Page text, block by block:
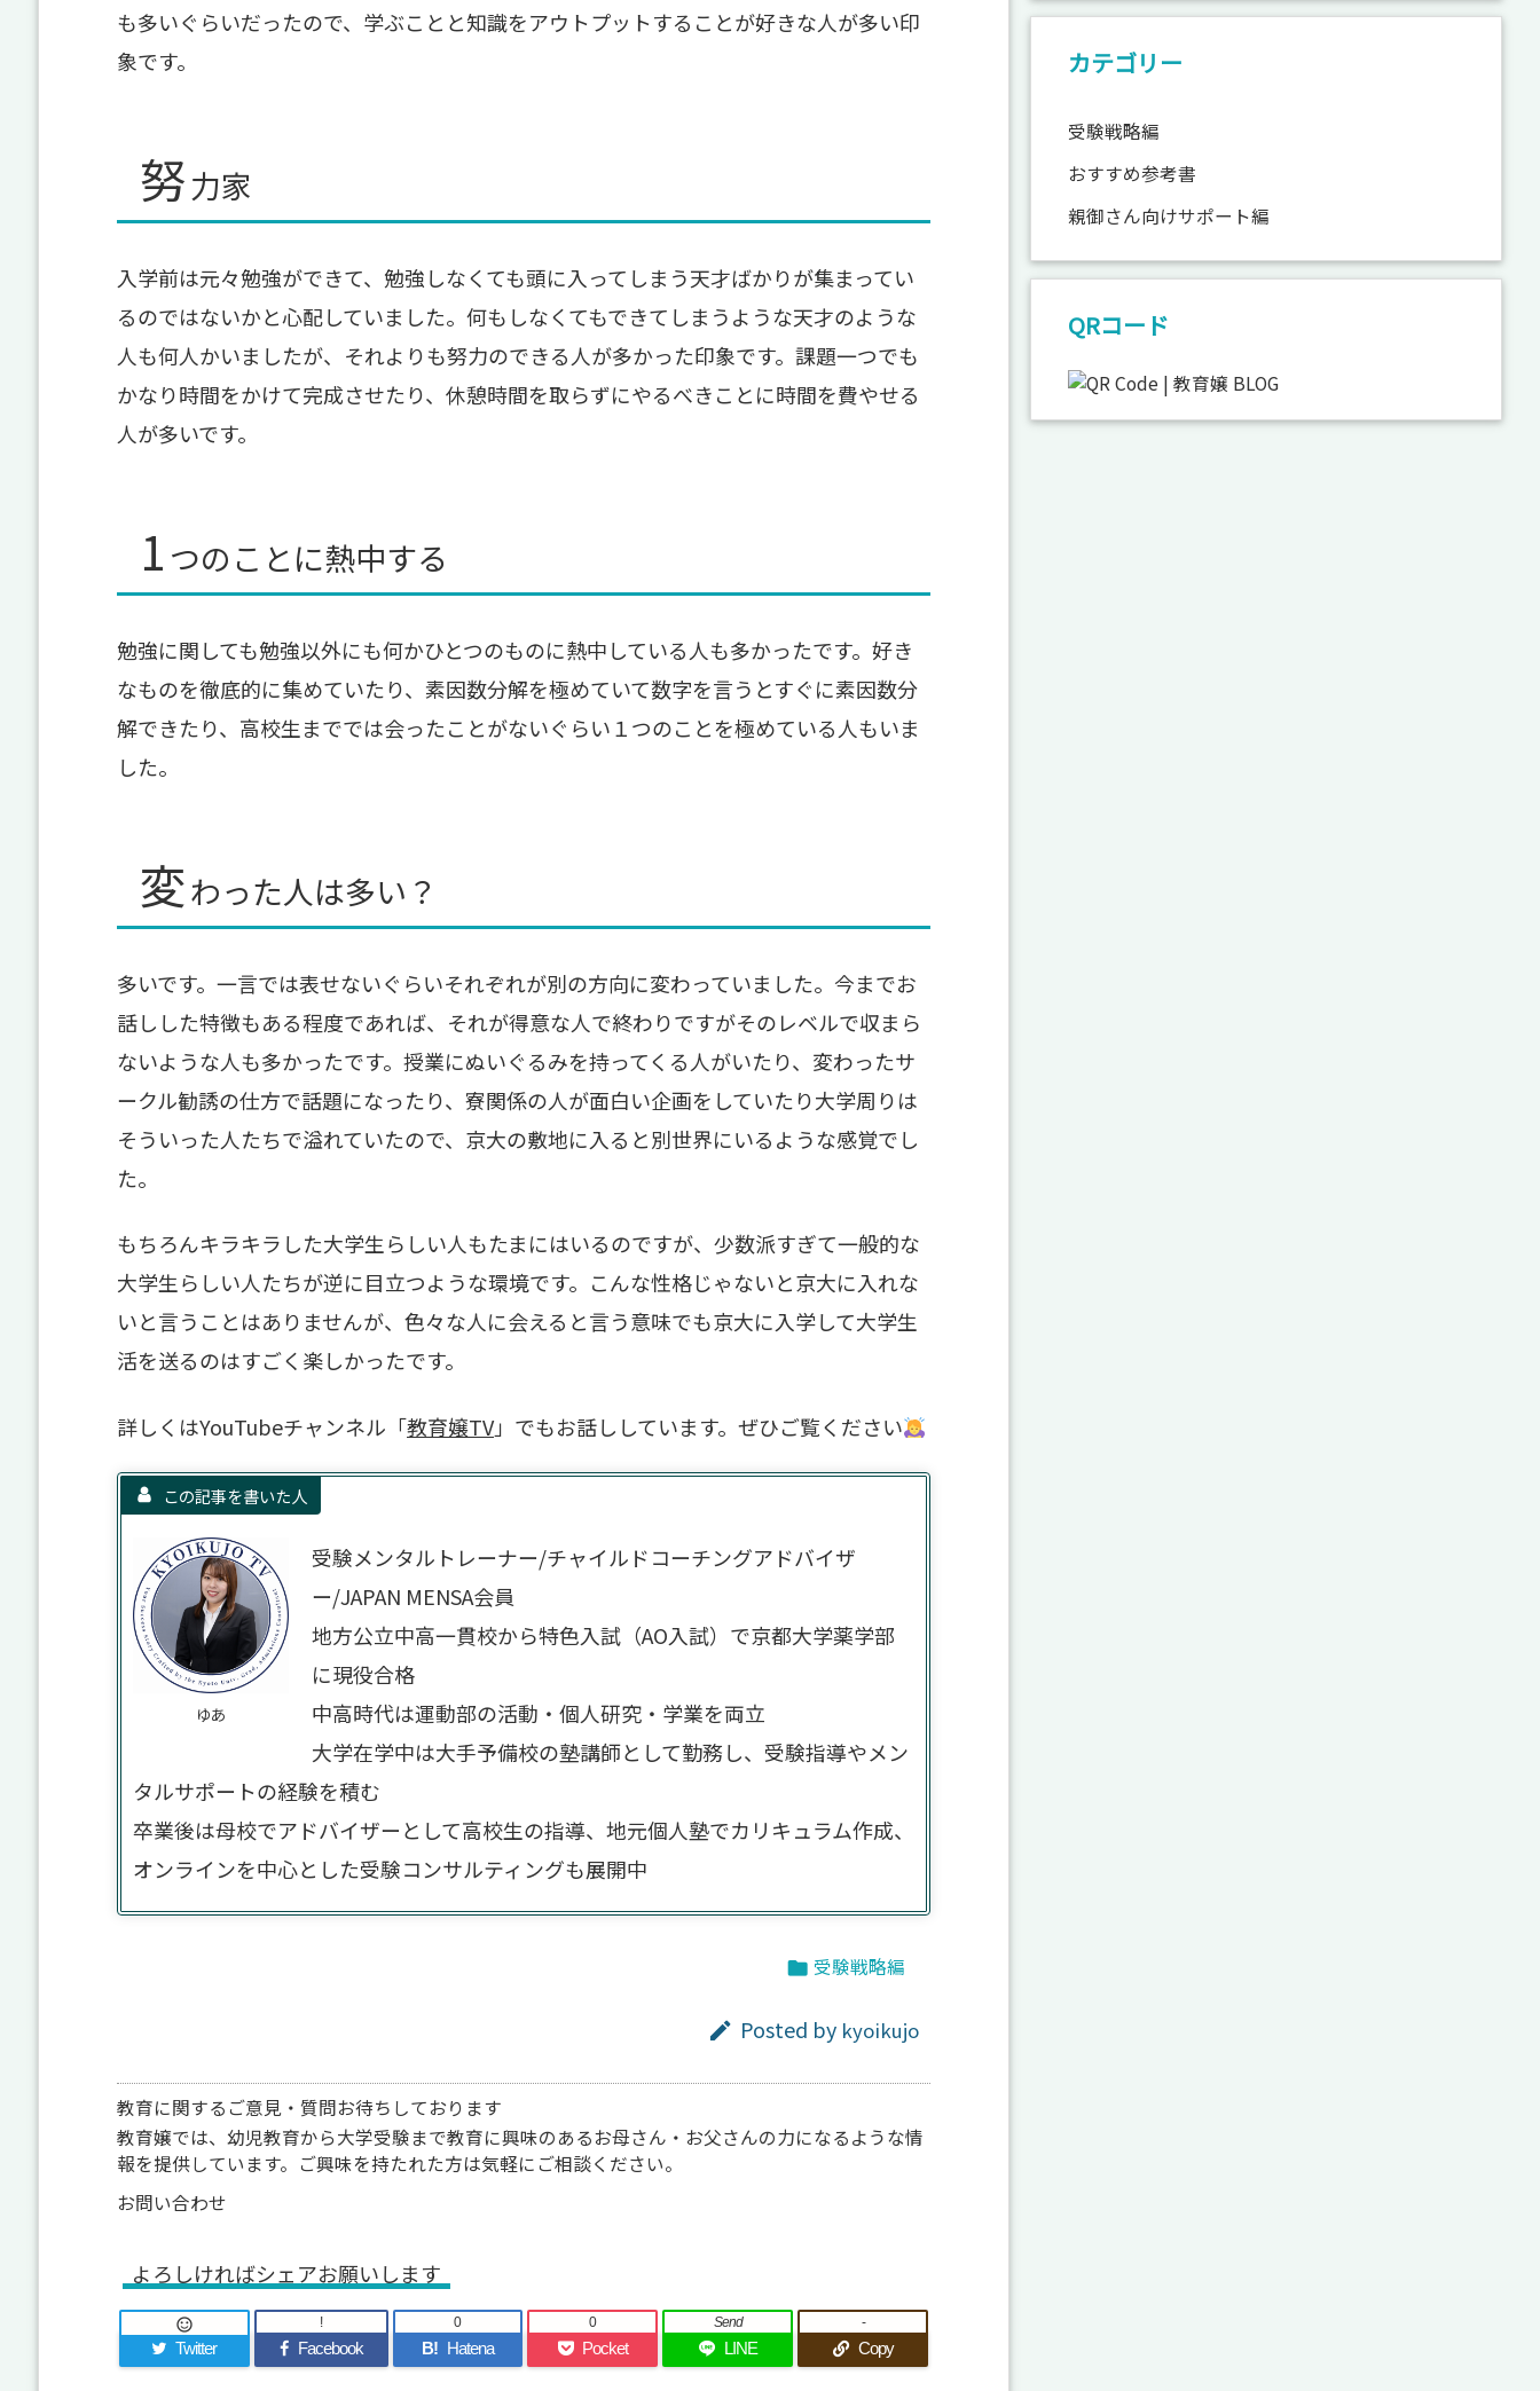
も多いぐらいだったので、学ぶことと知識をアウトプットすることが好きな人が多い印
象です。
努力家
入学前は元々勉強ができて、勉強しなくても頭に入ってしまう天才ばかりが集まってい
るのではないかと心配していました。何もしなくてもできてしまうような天才のような
人も何人かいましたが、それよりも努力のできる人が多かった印象です。課題一つでも
かなり時間をかけて完成させたり、休憩時間を取らずにやるべきことに時間を費やせる
人が多いです。
1 つのことに熱中する
勉強に関しても勉強以外にも何かひとつのものに熱中している人も多かったです。好き
なものを徹底的に集めていたり、素因数分解を極めていて数字を言うとすぐに素因数分
解できたり、高校生まででは会ったことがないぐらい１つのことを極めている人もいま
した。
変わった人は多い？
多いです。一言では表せないぐらいそれぞれが別の方向に変わっていました。今までお
話しした特徴もある程度であれば、それが得意な人で終わりですがそのレベルで収まら
ないような人も多かったです。授業にぬいぐるみを持ってくる人がいたり、変わったサ
ークル勧誘の仕方で話題になったり、寮関係の人が面白い企画をしていたり大学周りは
そういった人たちで溢れていたので、京大の敷地に入ると別世界にいるような感覚でし
た。
もちろんキラキラした大学生らしい人もたまにはいるのですが、少数派すぎて一般的な
大学生らしい人たちが逆に目立つような環境です。こんな性格じゃないと京大に入れな
いと言うことはありませんが、色々な人に会えると言う意味でも京大に入学して大学生
活を送るのはすごく楽しかったです。
詳しくはYouTubeチャンネル「教育嬢TV」でもお話ししています。ぜひご覧ください
この記事を書いた人
ゆあ
受験メンタルトレーナー/チャイルドコーチングアドバイザ
ー/JAPAN MENSA会員
地方公立中高一貫校から特色入試（AO入試）で京都大学薬学部
に現役合格
中高時代は運動部の活動・個人研究・学業を両立
大学在学中は大手予備校の塾講師として勤務し、受験指導やメン
タルサポートの経験を積む
卒業後は母校でアドバイザーとして高校生の指導、地元個人塾でカリキュラム作成、
オンラインを中心とした受験コンサルティングも展開中
 受験戦略編
 Posted by kyoikujo
教育に関するご意見・質問お待ちしております
教育嬢では、幼児教育から大学受験まで教育に興味のあるお母さん・お父さんの力になるような情
報を提供しています。ご興味を持たれた方は気軽にご相談ください。
お問い合わせ
よろしければシェアお願いします
Twitter

Facebook
!
B! Hatena
0
Pocket
0
LINE
Send
Copy
-
カテゴリー
受験戦略編
おすすめ参考書
親御さん向けサポート編
QRコード